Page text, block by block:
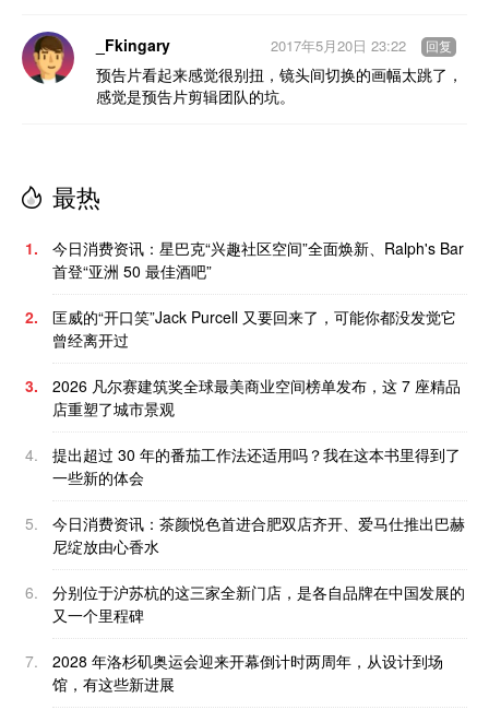
_Fkingary
预告片看起来感觉很别扭，镜头间切换的画幅太跳了，
感觉是预告片剪辑团队的坑。
2017年5月20日 23:22 回复
最热
1.
今日消费资讯：星巴克“兴趣社区空间”全面焕新、Ralph's Bar
首登“亚洲 50 最佳酒吧”
2.
匡威的“开口笑”Jack Purcell 又要回来了，可能你都没发觉它
曾经离开过
3.
2026 凡尔赛建筑奖全球最美商业空间榜单发布，这 7 座精品
店重塑了城市景观
4.
提出超过 30 年的番茄工作法还适用吗？我在这本书里得到了
一些新的体会
5.
今日消费资讯：茶颜悦色首进合肥双店齐开、爱马仕推出巴赫
尼绽放由心香水
6.
分别位于沪苏杭的这三家全新门店，是各自品牌在中国发展的
又一个里程碑
7.
2028 年洛杉矶奥运会迎来开幕倒计时两周年，从设计到场
馆，有这些新进展